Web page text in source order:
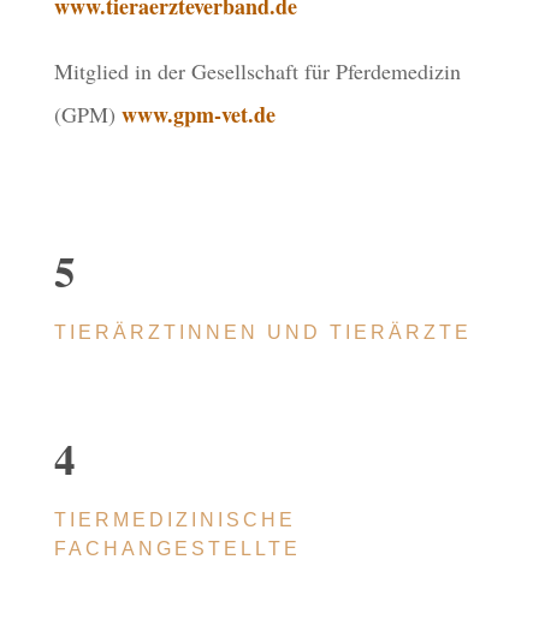
Mitglied in der Gesell­schaft für Pfer­de­me­di­zin
(GPM) www.gpm-vet.de
5
TIER­ÄRZ­TIN­NEN UND TIERÄRZTE
4
TIER­ME­DI­ZI­NI­SCHE
FACHANGESTELLTE